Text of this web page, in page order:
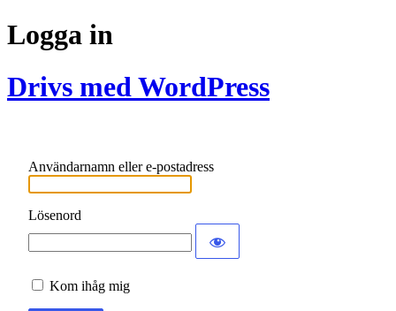
Logga in
Drivs med WordPress
Användarnamn eller e-postadress
Lösenord
Kom ihåg mig